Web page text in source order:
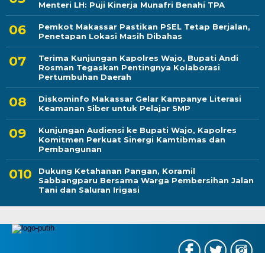
Menteri LH: Puji Kinerja Munafri Benahi TPA
Pemkot Makassar Pastikan PSEL Tetap Berjalan,
Penetapan Lokasi Masih Dibahas
Terima Kunjungan Kapolres Wajo, Bupati Andi
Rosman Tegaskan Pentingnya Kolaborasi
Pertumbuhan Daerah
Diskominfo Makassar Gelar Kampanye Literasi
Keamanan Siber untuk Pelajar SMP
Kunjungan Audiensi ke Bupati Wajo, Kapolres
Komitmen Perkuat Sinergi Kamtibmas dan
Pembangunan
Dukung Ketahanan Pangan, Koramil
Sabbangparu Bersama Warga Pembersihan Jalan
Tani dan Saluran Irigasi